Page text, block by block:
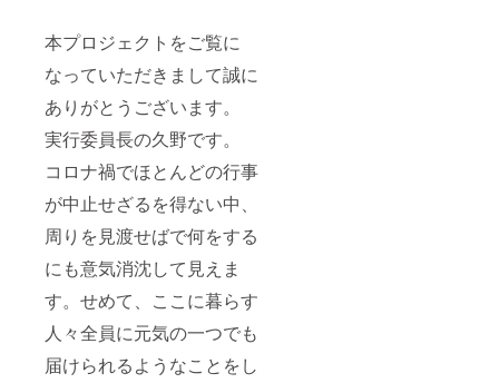
本プロジェクトをご覧に
なっていただきまして誠に
ありがとうございます。
実行委員長の久野です。
コロナ禍でほとんどの行事
が中止せざるを得ない中、
周りを見渡せばで何をする
にも意気消沈して見えま
す。せめて、ここに暮らす
人々全員に元気の一つでも
届けられるようなことをし